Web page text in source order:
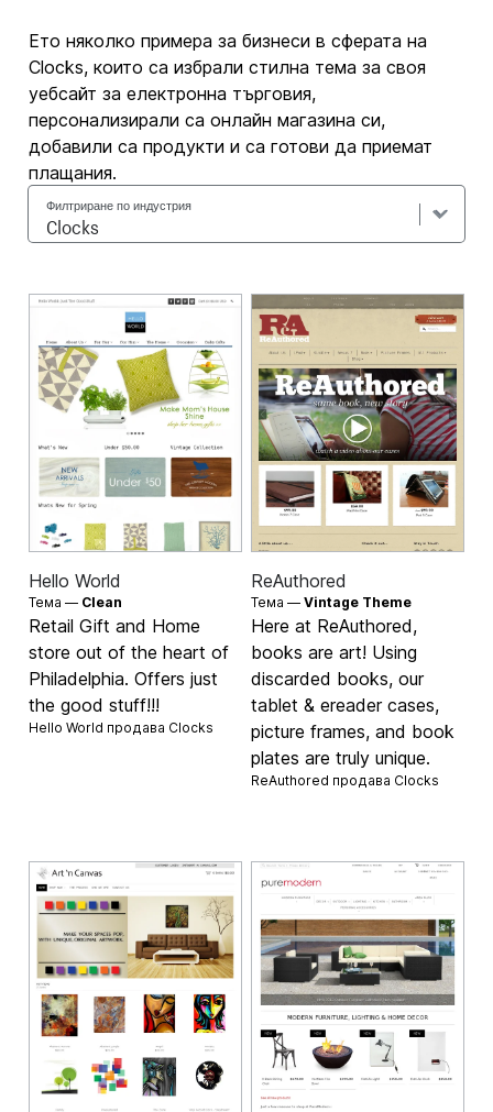
Ето няколко примера за бизнеси в сферата на
Clocks, които са избрали стилна тема за своя
уебсайт за електронна търговия,
персонализирали са онлайн магазина си,
добавили са продукти и са готови да приемат
плащания.
Филтриране по индустрия
Hello World
Тема — Clean
Retail Gift and Home
store out of the heart of
Philadelphia. Offers just
the good stuff!!!
Hello World продава Clocks
ReAuthored
Тема — Vintage Theme
Here at ReAuthored,
books are art! Using
discarded books, our
tablet & ereader cases,
picture frames, and book
plates are truly unique.
ReAuthored продава Clocks